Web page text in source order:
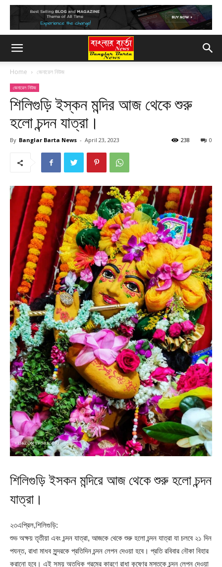
Home জেনারেল নিউজ
জেনারেল নিউজ
শিলিগুড়ি ইস্কন মন্দির আজ থেকে শুরু
হলো চন্দন যাত্রা।
By Banglar Barta News - April 23, 2023 0
238
শিলিগুড়ি ইসকন মন্দিরে আজ থেকে শুরু হলো চন্দন
যাত্রা।
২৩এপ্রিল,শিলিগুড়ি:
শুভ অক্ষয় তৃতীয়া এবং চন্দন যাত্রা, আজকে থেকে শুরু হলো চন্দন যাত্রা যা চলবে ২১ দিন
পযন্ত, রাধা মাধব সুন্দরকে প্রতিদিন চন্দন লেপন দেওয়া হবে। প্রতি রবিবার নৌকা বিহার
করানো হবে। এই সময় অতধিক গরমের কারণে রাধা কৃষ্ণের মস্তকে চন্দন লেপন দেওয়া